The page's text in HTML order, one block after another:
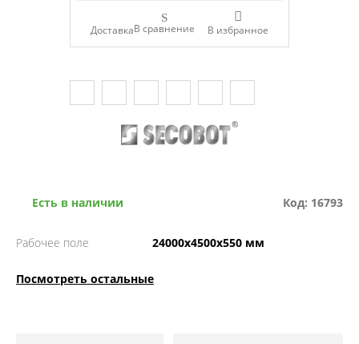
Есть в наличии Код: 16793
Рабочее поле 24000х4500х550 мм
Посмотреть остальные
ДоставкаВ сравнение